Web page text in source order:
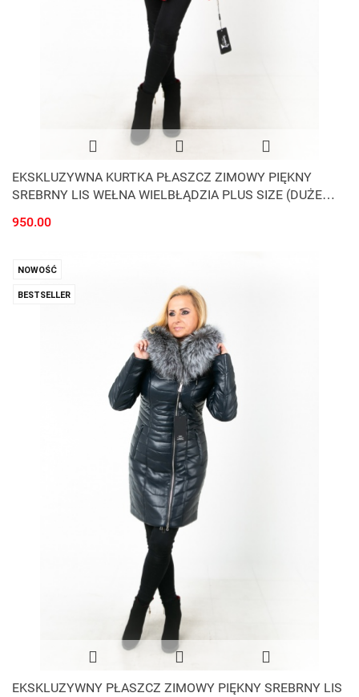
EKSKLUZYWNA KURTKA PŁASZCZ ZIMOWY PIĘKNY
SREBRNY LIS WEŁNA WIELBŁĄDZIA PLUS SIZE (DUŻE
950.00
NOWOŚĆ
BESTSELLER
EKSKLUZYWNY PŁASZCZ ZIMOWY PIĘKNY SREBRNY LIS